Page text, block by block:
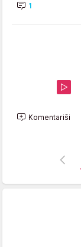
1
Komentariši